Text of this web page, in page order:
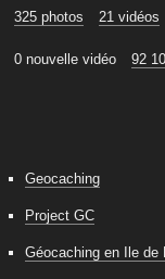
325 photos 21 vidéos
0 nouvelle vidéo 92
Geocaching
Project GC
Géocaching en Ile de